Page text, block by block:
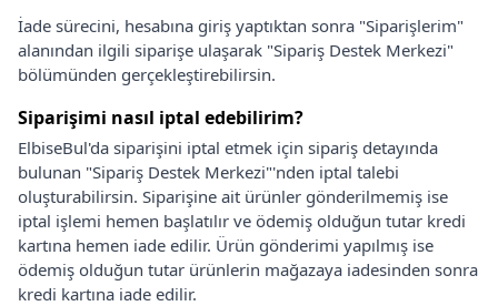
İade sürecini, hesabına giriş yaptıktan sonra "Siparişlerim"
alanından ilgili siparişe ulaşarak "Sipariş Destek Merkezi"
bölümünden gerçekleştirebilirsin.
Siparişimi nasıl iptal edebilirim?
ElbiseBul'da siparişini iptal etmek için sipariş detayında
bulunan "Sipariş Destek Merkezi"'nden iptal talebi
oluşturabilirsin. Siparişine ait ürünler gönderilmemiş ise
iptal işlemi hemen başlatılır ve ödemiş olduğun tutar kredi
kartına hemen iade edilir. Ürün gönderimi yapılmış ise
ödemiş olduğun tutar ürünlerin mağazaya iadesinden sonra
kredi kartına iade edilir.